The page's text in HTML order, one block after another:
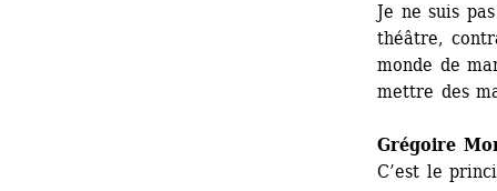
Je ne suis
théâtre,
monde de
mettre des
Grégoire
C’est le